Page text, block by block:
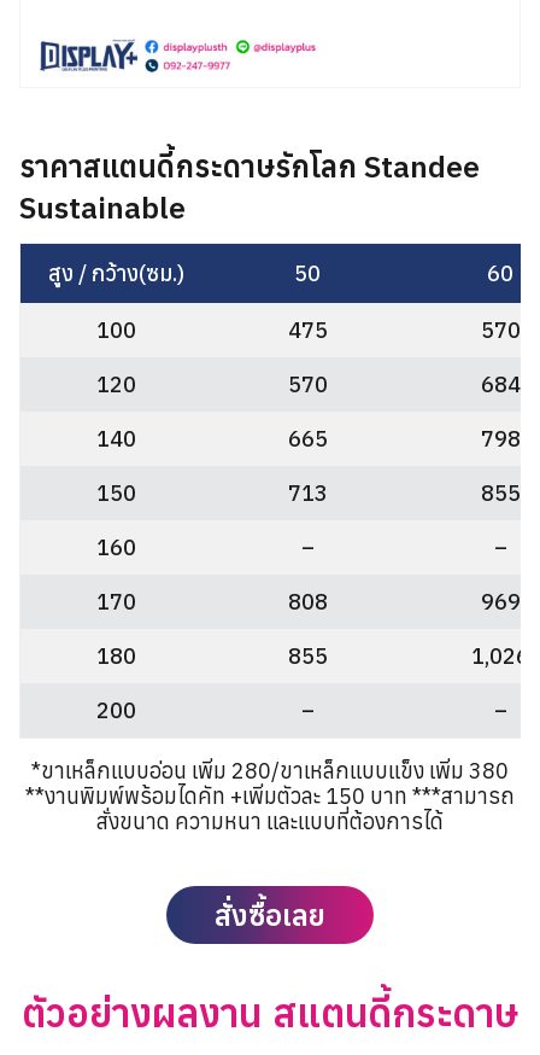
ราคาสแตนดี้กระดาษรักโลก Standee
Sustainable
สูง / กว้าง(ซม.) 50 60
100 475
570
120
570
684
140
665
798
150
713
855
160
–
–
170
808
969
180
855
1,026
200
– –
*ขาเหล็กแบบอ่อน เพิ่ม 280/ขาเหล็กแบบแข็ง เพิ่ม 380
**งานพิมพ์พร้อมไดคัท +เพิ่มตัวละ 150 บาท ***สามารถ
สั่งขนาด ความหนา และแบบที่ต้องการได้
สั่งซื้อเลย
ตัวอย่างผลงาน สแตนดี้กระดาษ